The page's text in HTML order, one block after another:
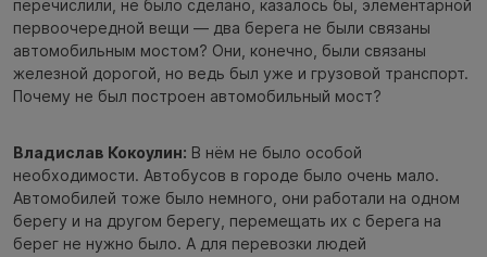
перечислили, не было сделано, казалось бы, элементарной
первоочередной вещи — два берега не были связаны
автомобильным мостом? Они, конечно, были связаны
железной дорогой, но ведь был уже и грузовой транспорт.
Почему не был построен автомобильный мост?
Владислав Кокоулин: В нём не было особой
необходимости. Автобусов в городе было очень мало.
Автомобилей тоже было немного, они работали на одном
берегу и на другом берегу, перемещать их с берега на
берег не нужно было. А для перевозки людей